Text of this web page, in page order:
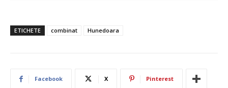
ETICHETE combinat Hunedoara
Facebook X Pinterest